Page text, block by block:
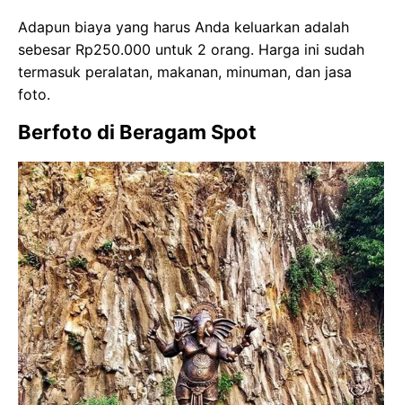
Adapun biaya yang harus Anda keluarkan adalah
sebesar Rp250.000 untuk 2 orang. Harga ini sudah
termasuk peralatan, makanan, minuman, dan jasa
foto.
Berfoto di Beragam Spot